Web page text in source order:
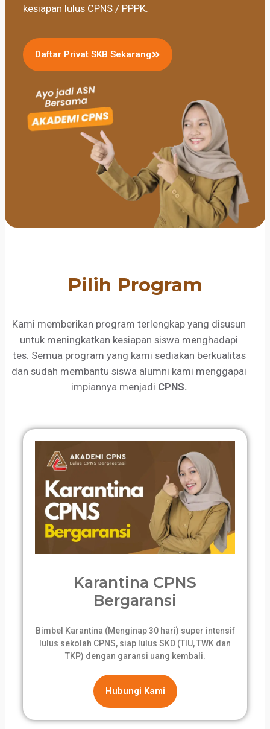
kesiapan lulus CPNS / PPPK.
Daftar Privat SKB Sekarang
Pilih Program
Kami memberikan program terlengkap yang disusun
untuk meningkatkan kesiapan siswa menghadapi
tes. Semua program yang kami sediakan berkualitas
dan sudah membantu siswa alumni kami menggapai
impiannya menjadi CPNS.
Karantina CPNS
Bergaransi
Bimbel Karantina (Menginap 30 hari) super intensif
lulus sekolah CPNS, siap lulus SKD (TIU, TWK dan
TKP) dengan garansi uang kembali.
Hubungi Kami